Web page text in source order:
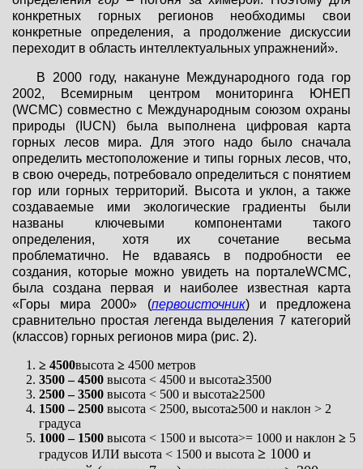
конкретных горных регионов необходимы свои
конкретные определения, а продолжение дискуссии
переходит в область интеллектуальных упражнений».
В 2000 году, накануне Международного года гор
2002, Всемирным центром мониторинга ЮНЕП
(WCMC) совместно с Международным союзом охраны
природы (IUCN) была выполнена цифровая карта
горных лесов мира. Для этого надо было сначала
определить местоположение и типы горных лесов, что,
в свою очередь, потребовало определиться с понятием
гор или горных территорий. Высота и уклон, а также
создаваемые ими экологические градиенты были
названы ключевыми компонентами такого
определения, хотя их сочетание весьма
проблематично. Не вдаваясь в подробности ее
создания, которые можно увидеть на порталеWCMC,
была создана первая и наиболее известная карта
«Горы мира 2000» (первоисточник) и предложена
сравнительно простая легенда выделения 7 категорий
(классов) горных регионов мира (рис. 2).
≥ 4500высота ≥ 4500 метров
3500 – 4500 высота < 4500 и высота≥3500
2500 – 3500 высота < 500 и высота≥2500
1500 – 2500 высота < 2500, высота≥500 и наклон > 2
градуса
1000 – 1500 высота < 1500 и высота>= 1000 и наклон ≥ 5
градусов ИЛИ высота < 1500 и высота ≥ 1000 и